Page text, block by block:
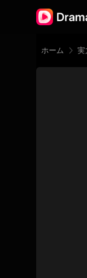
ホーム 実